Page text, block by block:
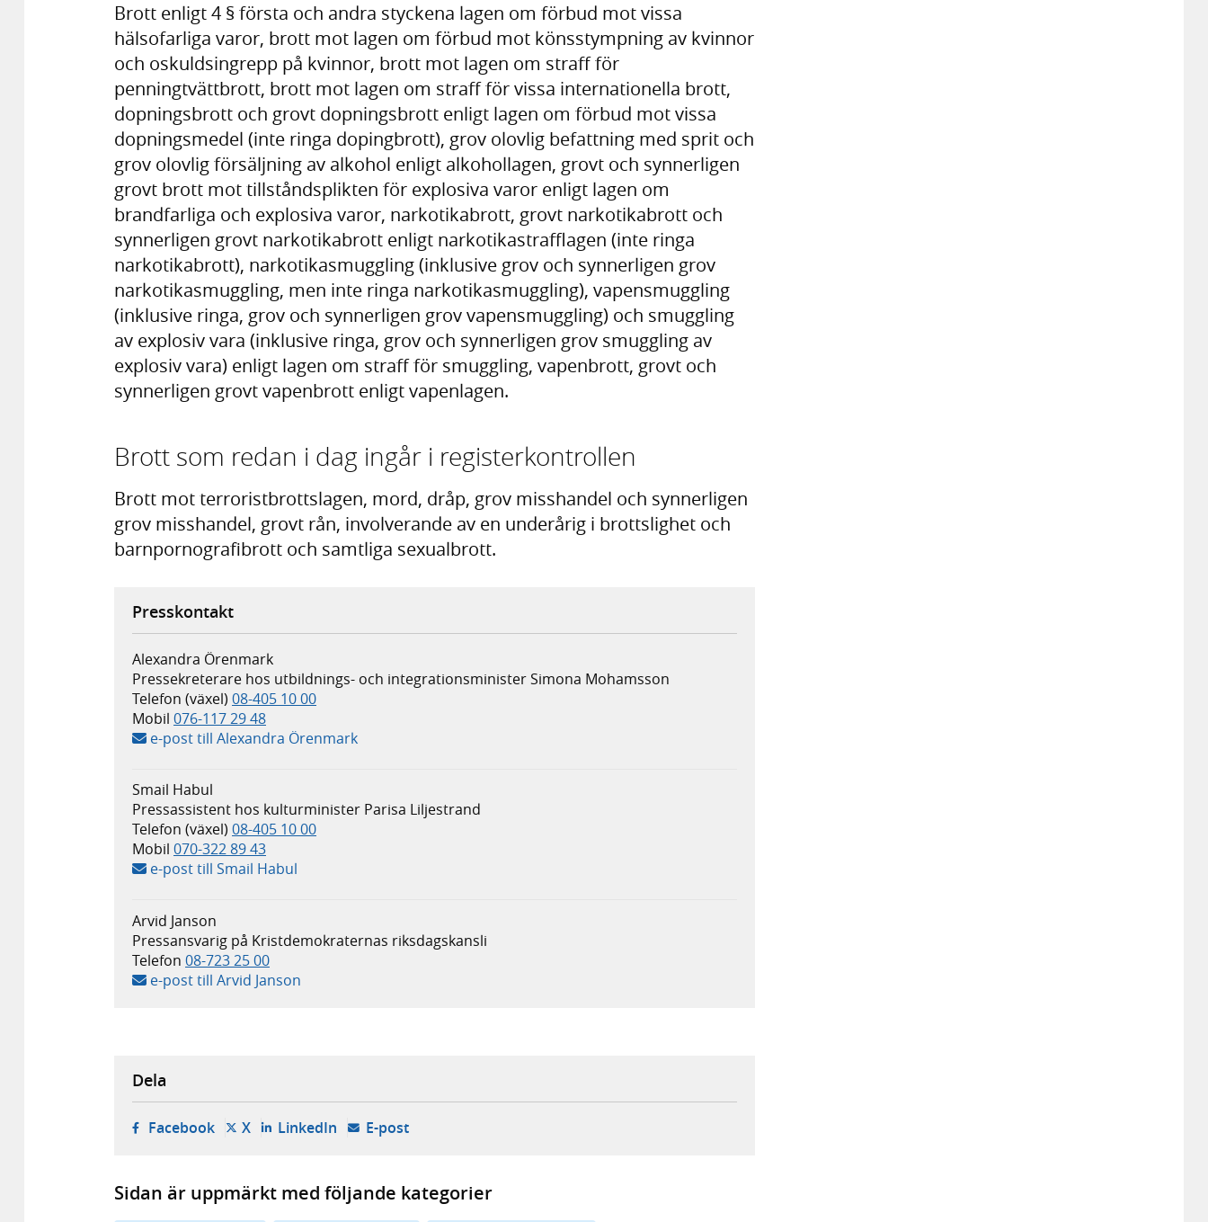
Brott enligt 4 § första och andra styckena lagen om förbud mot vissa
hälsofarliga varor, brott mot lagen om förbud mot könsstympning av kvinnor
och oskuldsingrepp på kvinnor, brott mot lagen om straff för
penningtvättbrott, brott mot lagen om straff för vissa internationella brott,
dopningsbrott och grovt dopningsbrott enligt lagen om förbud mot vissa
dopningsmedel (inte ringa dopingbrott), grov olovlig befattning med sprit och
grov olovlig försäljning av alkohol enligt alkohollagen, grovt och synnerligen
grovt brott mot tillståndsplikten för explosiva varor enligt lagen om
brandfarliga och explosiva varor, narkotikabrott, grovt narkotikabrott och
synnerligen grovt narkotikabrott enligt narkotikastrafflagen (inte ringa
narkotikabrott), narkotikasmuggling (inklusive grov och synnerligen grov
narkotikasmuggling, men inte ringa narkotikasmuggling), vapensmuggling
(inklusive ringa, grov och synnerligen grov vapensmuggling) och smuggling
av explosiv vara (inklusive ringa, grov och synnerligen grov smuggling av
explosiv vara) enligt lagen om straff för smuggling, vapenbrott, grovt och
synnerligen grovt vapenbrott enligt vapenlagen.
Brott som redan i dag ingår i registerkontrollen
Brott mot terroristbrottslagen, mord, dråp, grov misshandel och synnerligen
grov misshandel, grovt rån, involverande av en underårig i brottslighet och
barnpornografibrott och samtliga sexualbrott.
Presskontakt
Alexandra Örenmark
Pressekreterare hos utbildnings- och integrationsminister Simona Mohamsson
Telefon (växel) 08-405 10 00
Mobil 076-117 29 48
e-post till Alexandra Örenmark
Smail Habul
Pressassistent hos kulturminister Parisa Liljestrand
Telefon (växel) 08-405 10 00
Mobil 070-322 89 43
e-post till Smail Habul
Arvid Janson
Pressansvarig på Kristdemokraternas riksdagskansli
Telefon 08-723 25 00
e-post till Arvid Janson
Dela
Facebook- öppnas i ny flik, extern webbplats,
X- öppnas i ny flik, extern webbplats,
LinkedIn- öppnas i ny flik, extern webbplats,
E-post- öppnar din e-postklient,
Sidan är uppmärkt med följande kategorier